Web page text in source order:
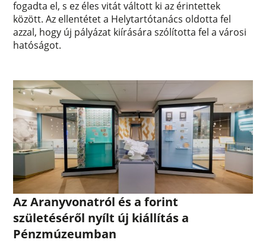
fogadta el, s ez éles vitát váltott ki az érintettek
között. Az ellentétet a Helytartótanács oldotta fel
azzal, hogy új pályázat kiírására szólította fel a városi
hatóságot.
Az Aranyvonatról és a forint
születéséről nyílt új kiállítás a
Pénzmúzeumban